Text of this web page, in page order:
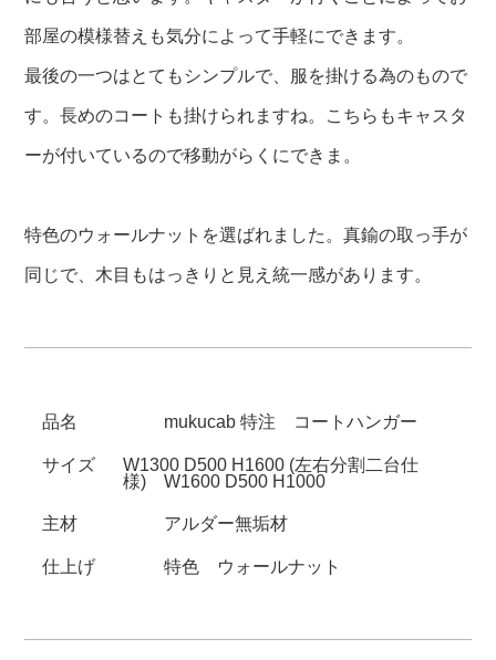
部屋の模様替えも気分によって手軽にできます。
最後の一つはとてもシンプルで、服を掛ける為のもので
す。長めのコートも掛けられますね。こちらもキャスタ
ーが付いているので移動がらくにできま。
特色のウォールナットを選ばれました。真鍮の取っ手が
同じで、木目もはっきりと見え統一感があります。
品名 mukucab 特注 コートハンガー
サイズ
W1300 D500 H1600 (左右分割二台仕
様) W1600 D500 H1000
主材 アルダー無垢材
仕上げ 特色 ウォールナット